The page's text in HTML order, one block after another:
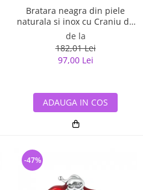
Bratara neagra din piele
naturala si inox cu Craniu de
Viking
de la
182,01 Lei
97,00 Lei
ADAUGA IN COS
-47%